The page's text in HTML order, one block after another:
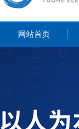
网站首页